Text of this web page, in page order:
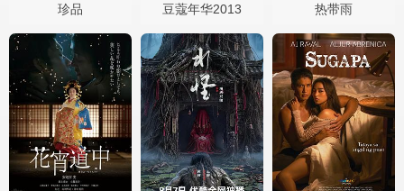
珍品 豆蔻年华2013 热带雨